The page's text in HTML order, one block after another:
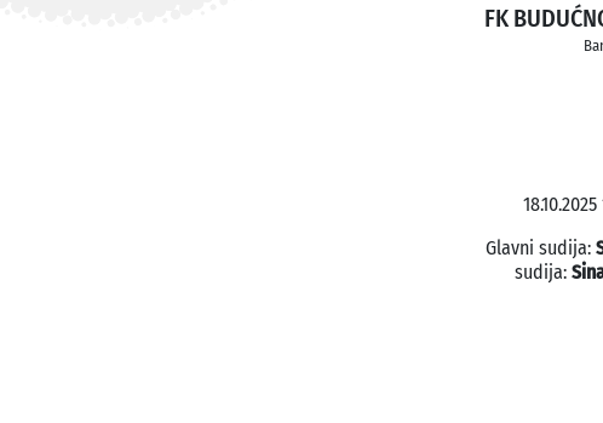
FK
Glavni sudija:
sudija: